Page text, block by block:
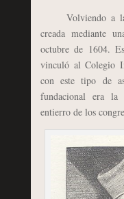
Volviendo a la
creada mediante
octubre de 1604.
vinculó al Colegio
con este tipo de
fundacional era la
entierro de los